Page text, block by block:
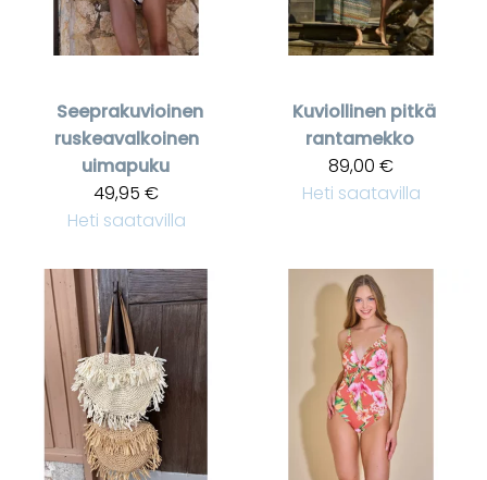
Seeprakuvioinen
ruskeavalkoinen
uimapuku
49,95 €
Heti saatavilla
Kuviollinen pitkä
rantamekko
89,00 €
Heti saatavilla